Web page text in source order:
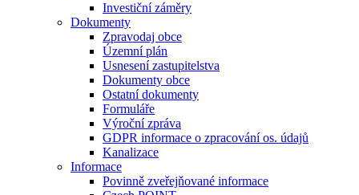
Investiční záměry
Dokumenty
Zpravodaj obce
Územní plán
Usnesení zastupitelstva
Dokumenty obce
Ostatní dokumenty
Formuláře
Výroční zpráva
GDPR informace o zpracování os. údajů
Kanalizace
Informace
Povinně zveřejňované informace